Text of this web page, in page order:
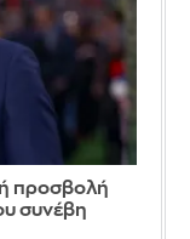
προσβολή
συνέβη